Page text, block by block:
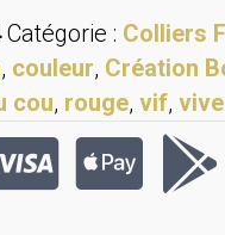
Catégorie : Colliers
, couleur, Création
cou, rouge, vif, vive